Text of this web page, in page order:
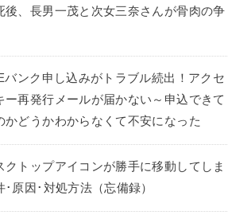
後、長男一茂と次女三奈さんが骨肉の争
バンク申し込みがトラブル続出！アクセ
ー再発行メールが届かない～申込できて
かどうかわからなくて不安になった
クトップアイコンが勝手に移動してしま
･原因･対処方法（忘備録）